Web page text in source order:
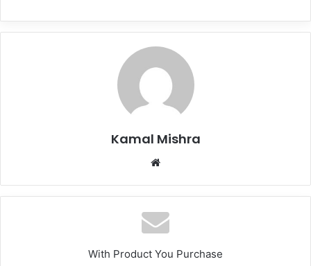
Kamal Mishra
Website
With Product You Purchase